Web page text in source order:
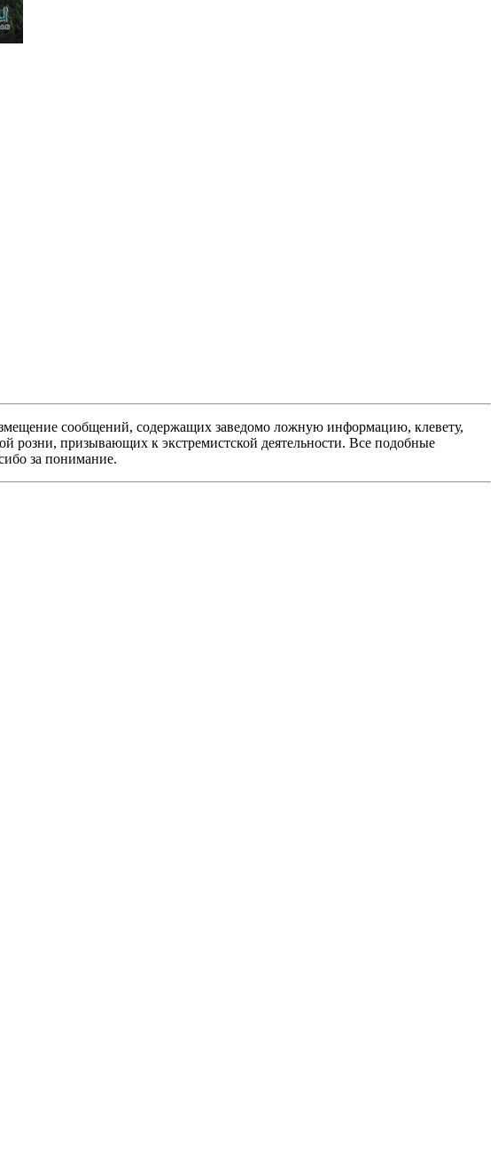
сообщений, содержащих заведомо ложную информацию, клевету,
розни, призывающих к экстремистской деятельности. Все подобные
за понимание.